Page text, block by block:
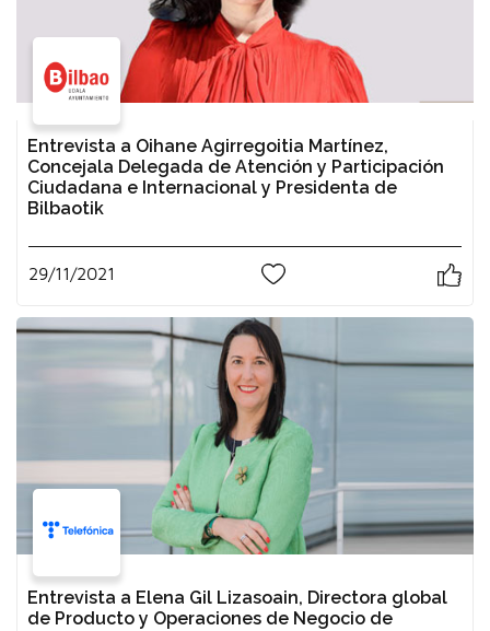
Entrevista a Oihane Agirregoitia Martínez,
Concejala Delegada de Atención y Participación
Ciudadana e Internacional y Presidenta de
Bilbaotik
29/11/2021
Entrevista a Elena Gil Lizasoain, Directora global
de Producto y Operaciones de Negocio de